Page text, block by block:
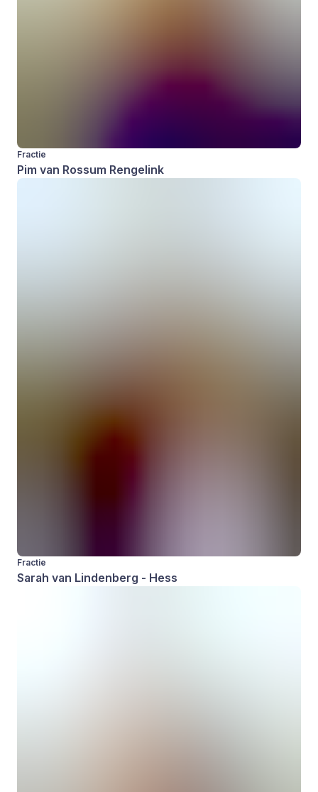
Fractie
Pim van Rossum Rengelink
Fractie
Sarah van Lindenberg - Hess